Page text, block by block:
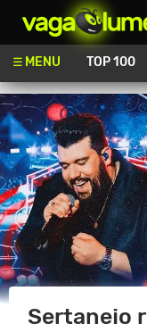
MENU TOP 100
Sertanejo